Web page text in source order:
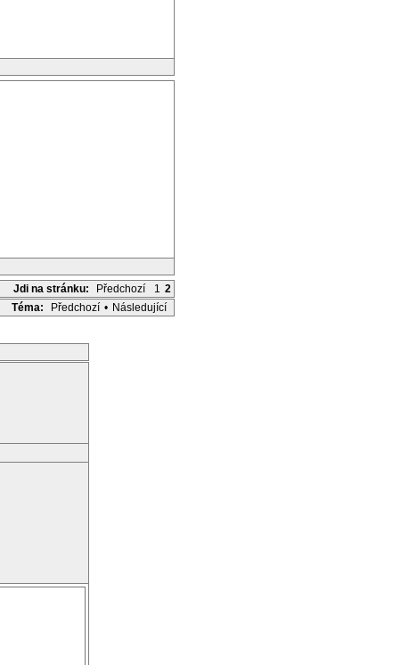
Jdi na stránku:
Předchozí 1 2
Téma:
Předchozí • Následující